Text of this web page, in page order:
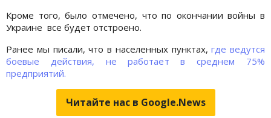
Кроме того, было отмечено, что по окончании войны в
Украине все будет отстроено.
Ранее мы писали, что в населенных пунктах,где ведутся
боевые действия, не работает в среднем 75%
предприятий.
Читайте нас в Google.News